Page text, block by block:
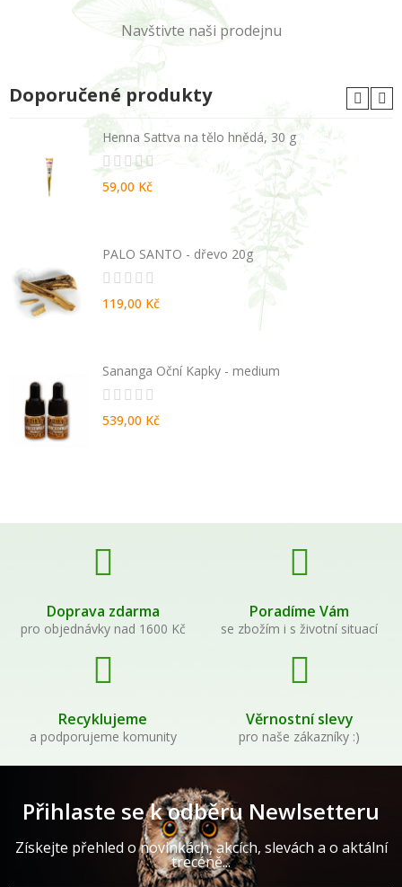
Navštivte naši prodejnu
Doporučené produkty
Henna Sattva na tělo hnědá, 30 g
59,00 Kč
PALO SANTO - dřevo 20g
119,00 Kč
Sananga Oční Kapky - medium
539,00 Kč
Doprava zdarma
pro objednávky nad 1600 Kč
Poradíme Vám
se zbožím i s životní situací
Recyklujeme
a podporujeme komunity
Věrnostní slevy
pro naše zákazníky :)
Přihlaste se k odběru Newlsetteru
Získejte přehled o novinkách, akcích, slevách a o aktální
trecéně...